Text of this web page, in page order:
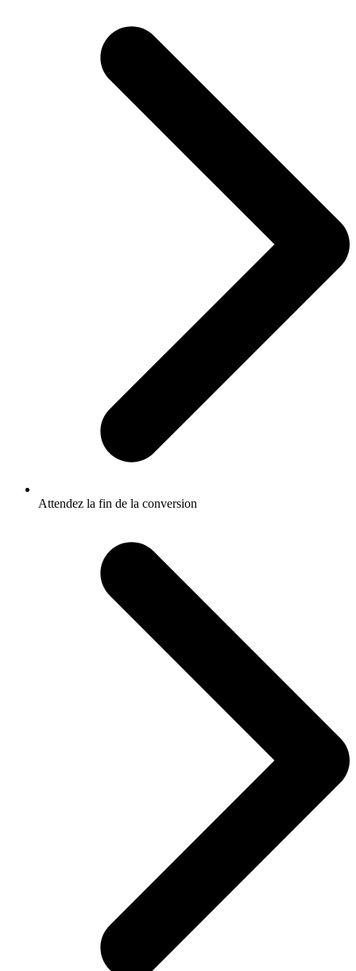
Attendez la fin de la conversion